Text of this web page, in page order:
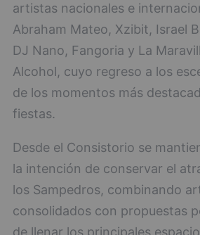
artistas nacionales e
Abraham Mateo, Xzibit, Israel
DJ Nano, Fangoria y La
Alcohol, cuyo regreso a los
de los momentos más
fiestas.
Desde el Consistorio se
la intención de conservar el
los Sampedros, combinando
consolidados con propuestas
de llenar los principales